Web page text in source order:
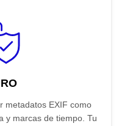
metadatos EXIF como
y marcas de tiempo. Tu